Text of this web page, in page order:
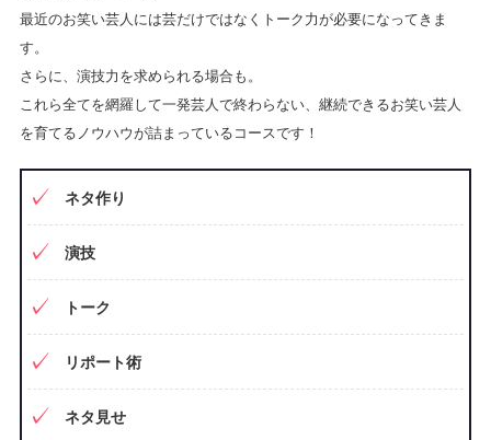
最近のお笑い芸人には芸だけではなくトーク力が必要になってきま
す。
さらに、演技力を求められる場合も。
これら全てを網羅して一発芸人で終わらない、継続できるお笑い芸人
を育てるノウハウが詰まっているコースです！
ネタ作り
演技
トーク
リポート術
ネタ見せ